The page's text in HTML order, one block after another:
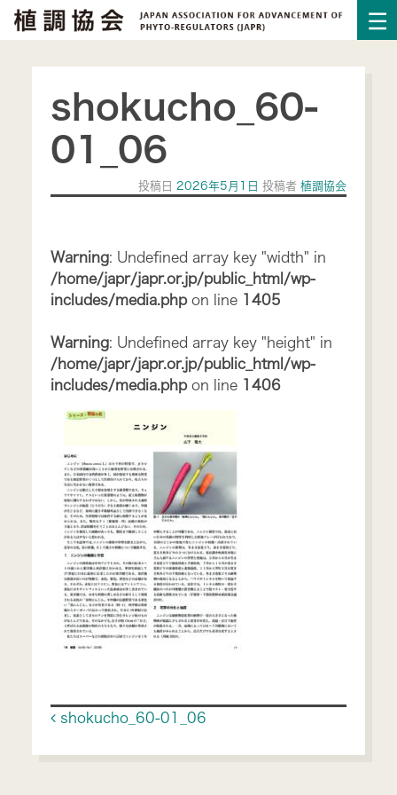
shokucho_60-
01_06
投稿日 2026年5月1日 投稿者 植調協会
Warning: Undefined array key "width" in
/home/japr/japr.or.jp/public_html/wp-
includes/media.phpon line 1405
Warning: Undefined array key "height" in
/home/japr/japr.or.jp/public_html/wp-
includes/media.phpon line 1406
Post navigation
shokucho_60-01_06